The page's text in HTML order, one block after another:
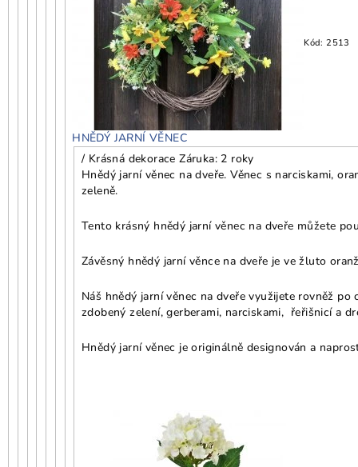
Kód: 2513
HNĚDÝ JARNÍ VĚNEC
/ Krásná dekoraceZáruka: 2 roky
Hnědý jarní věnec na dveře. Věnec s narciskami,
zeleně.
Tento krásný hnědý jarní věnec na dveře můžete
Závěsný hnědý jarní věnce na dveře je ve žluto
Náš hnědý jarní věnec na dveře využijete rovněž
zdobený zelení, gerberami, narciskami, řeřišnicí a
Hnědý jarní věnec je originálně designován a